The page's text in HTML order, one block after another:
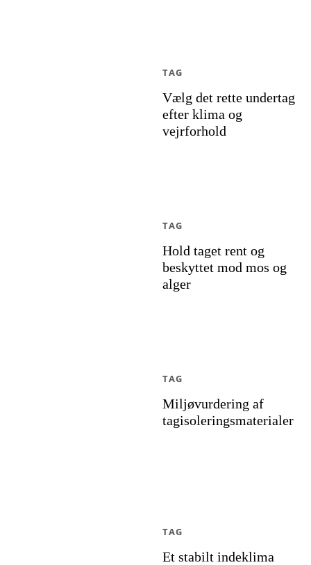
Vælg det rette undertag
efter klima og
vejrforhold
TAG
Hold taget rent og
beskyttet mod mos og
alger
TAG
Miljøvurdering af
tagisoleringsmaterialer
TAG
Et stabilt indeklima
TAG